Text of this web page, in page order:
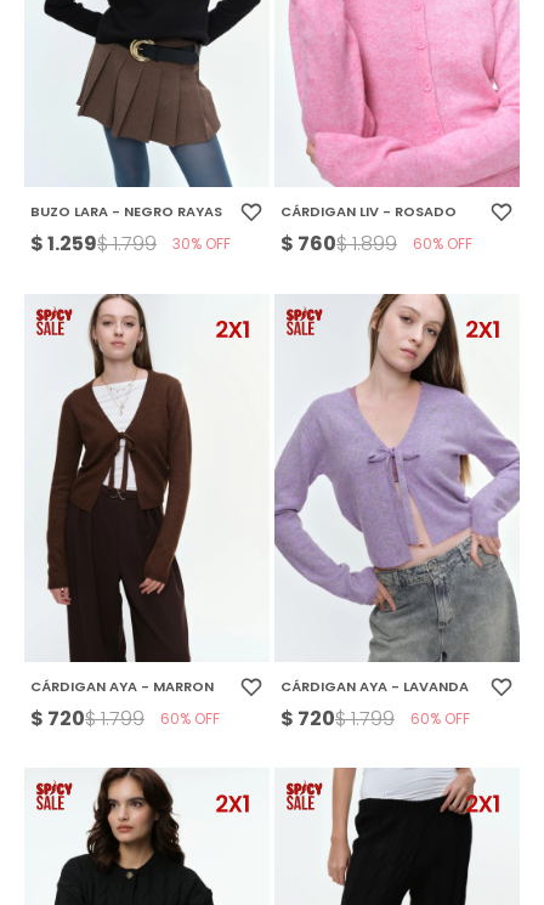
BUZO LARA - NEGRO RAYAS
$1.259$1.799 30
CÁRDIGAN LIV - ROSADO
$ 760$1.899 60
CÁRDIGAN AYA - MARRON
$ 720$1.799 60
CÁRDIGAN AYA - LAVANDA
$ 720$1.799 60